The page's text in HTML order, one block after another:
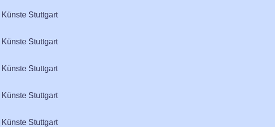
Stuttgart
Stuttgart
Stuttgart
Stuttgart
Stuttgart